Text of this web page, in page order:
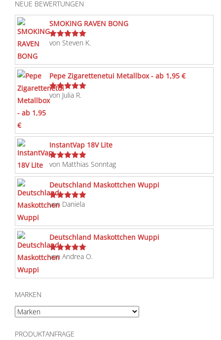
NEUE BEWERTUNGEN
SMOKING RAVEN BONG
Bewertet
von Steven K.
Pepe Zigarettenetui Metallbox - ab 1,95 €
Bewertet
mit
von Julia R.
InstantVap 18V Lite
Bewertet
mit5von 5
von Matthias Sonntag
Deutschland Maskottchen Wuppi
Bewertet
von Daniela
Deutschland Maskottchen Wuppi
Bewertet
von Andrea O.
MARKEN
PRODUKTANFRAGE